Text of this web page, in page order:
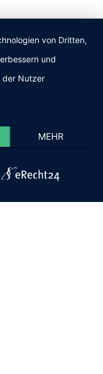
von Dritten,
und
der Nutzer
MEHR